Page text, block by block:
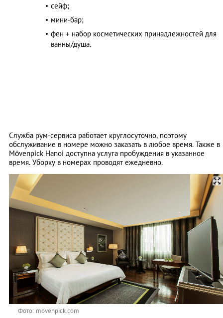
сейф;
мини-бар;
фен + набор косметических принадлежностей для
ванны/душа.
Служба рум-сервиса работает круглосуточно, поэтому
обслуживание в номере можно заказать в любое время. Также в
Mövenpick Hanoi доступна услуга пробуждения в указанное
время. Уборку в номерах проводят ежедневно.
Фото: movenpick.com